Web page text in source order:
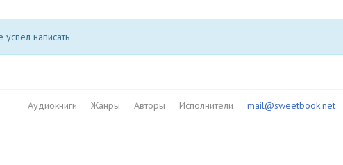
написать
Аудиокниги Жанры Авторы Исполнители mail@sweetbook.net